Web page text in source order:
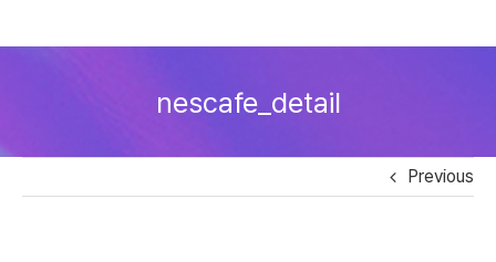
nescafe_detail
Previous